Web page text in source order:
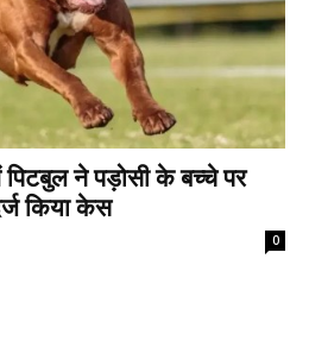
ने पड़ोसी के बच्चे पर
किया केस
0